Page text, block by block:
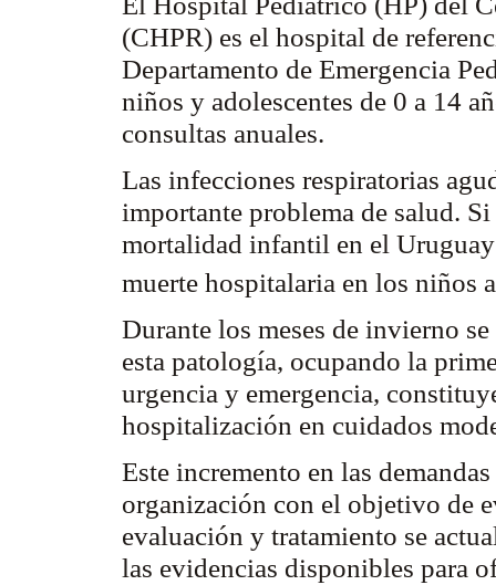
(CHPR) es el hospital de
Departamento de Emergencia
niños y adolescentes de 0 a 14
consultas anuales.
Las infecciones respiratorias
importante problema de salud.
mortalidad infantil en el
muerte hospitalaria en los niños
Durante los meses de invierno
esta patología, ocupando la
urgencia y emergencia,
hospitalización en cuidados
Este incremento en las
organización con el objetivo de
evaluación y tratamiento se
las evidencias disponibles para